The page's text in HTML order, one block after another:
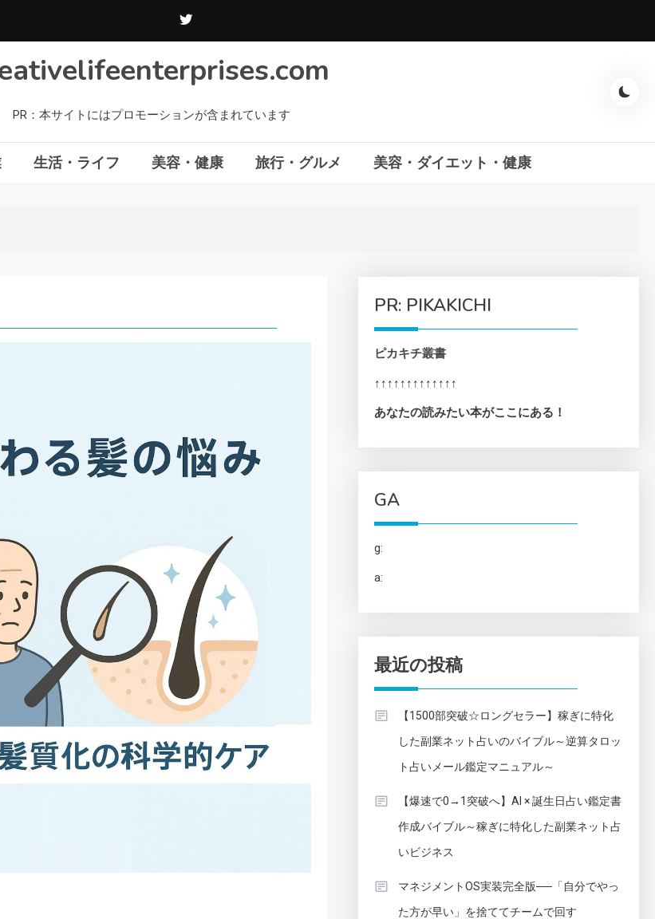
PR：本サイトにはプロモーションが含まれています
生活・ライフ 美容・健康 旅行・グルメ 美容・ダイエット・健康
PR: PIKAKICHI
ピカキチ叢書
↑↑↑↑↑↑↑↑↑↑↑↑↑
あなたの読みたい本がここにある！
GA
g:
a:
最近の投稿
【1500部突破☆ロングセラー】稼ぎに特化
した副業ネット占いのバイブル～逆算タロッ
ト占いメール鑑定マニュアル～
【爆速で0→1突破へ】AI × 誕生日占い鑑定書
作成バイブル～稼ぎに特化した副業ネット占
いビジネス
マネジメントOS実装完全版──「自分でやっ
た方が早い」を捨ててチームで回す